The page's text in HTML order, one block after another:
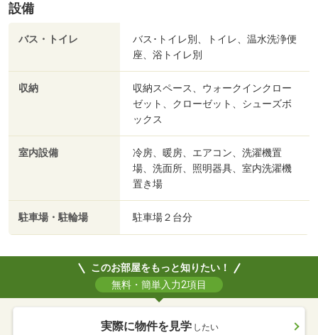
設備
バス・トイレ
バス･トイレ別、トイレ、温水洗浄便
座、浴トイレ別
収納
収納スペース、ウォークインクロー
ゼット、クローゼット、シューズボ
ックス
室内設備
冷房、暖房、エアコン、洗濯機置
場、洗面所、照明器具、室内洗濯機
置き場
駐車場・駐輪場 駐車場２台分
このお部屋をもっと知りたい！
無料・簡単入力2項目
実際に物件を見学 したい